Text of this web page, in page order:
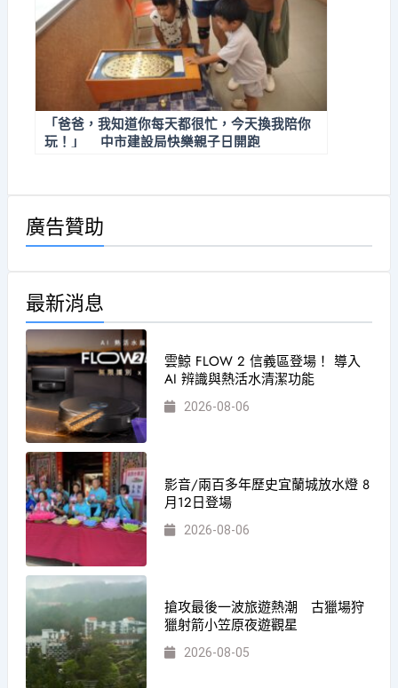
「爸爸，我知道你每天都很忙，今天換我陪你
玩！」 中市建設局快樂親子日開跑
廣告贊助
最新消息
雲鯨 FLOW 2 信義區登場！ 導入
AI 辨識與熱活水清潔功能
2026-08-06
影音/兩百多年歷史宜蘭城放水燈 8
月12日登場
2026-08-06
搶攻最後一波旅遊熱潮 古獵場狩
獵射箭小笠原夜遊觀星
2026-08-05